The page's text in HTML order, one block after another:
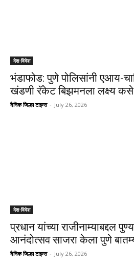
देश-विदेश
भंडाफोड: पुणे पोलिसांनी एआय-
खंडणी रॅकेट बिझमनला लक्ष्य
दैनिक जिल्हा टाइम्स - July 26, 2026
देश-विदेश
प्रधान यांच्या राजीनाम्याबद्दल
आनंदोत्सव साजरा केला पुणे
दैनिक जिल्हा टाइम्स - July 26, 2026